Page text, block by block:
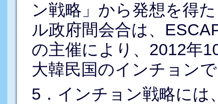
ン戦略」から発想を得
ル政府間会合は、
の主催により、2012年
大韓民国のインチョン
5．インチョン戦略には